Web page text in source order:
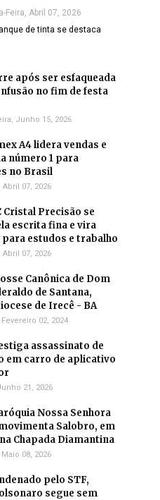
Feira, Abril 07, 2026
de tinta se destaca
após ser esfaqueada
no fim de festa
Junho 15, 2026
A4 lidera vendas e
número 1 para
no Brasil
Abril 07, 2026
Cristal Precisão se
escrita fina e vira
estudos e trabalho
Abril 07, 2026
Canônica de Dom
de Santana,
de Irecê - BA
Fevereiro 02, 2024
assassinato de
em carro de aplicativo
21, 2026
Nossa Senhora
Salobro, em
Chapada Diamantina
08, 2026
pelo STF,
segue sem